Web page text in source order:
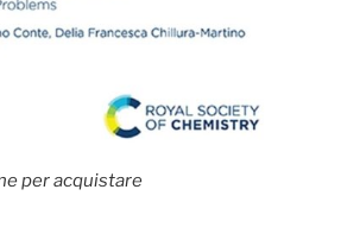
per acquistare